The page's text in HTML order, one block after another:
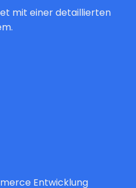
mit einer detaillierten
Entwicklung